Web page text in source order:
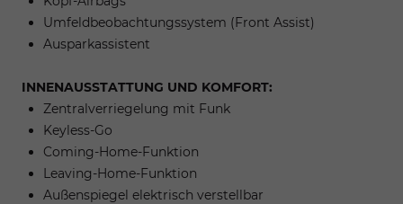
Umfeldbeobachtungssystem (Front Assist)
Ausparkassistent
INNENAUSSTATTUNG UND KOMFORT:
Zentralverriegelung mit Funk
Keyless-Go
Coming-Home-Funktion
Leaving-Home-Funktion
Außenspiegel elektrisch verstellbar